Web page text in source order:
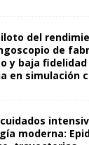
del
de
y baja fidelidad
en simulación
moderna: